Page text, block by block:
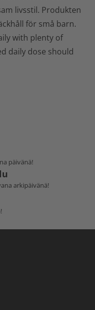
livsstil. Produkten
för små barn.
with plenty of
daily dose should
päivänä!
arkipäivänä!